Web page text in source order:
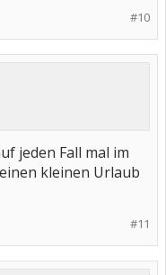
#10
jeden Fall mal im
kleinen Urlaub
#11